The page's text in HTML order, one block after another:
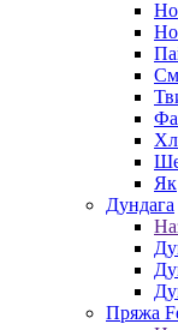
Як
Дундага
Пряжа